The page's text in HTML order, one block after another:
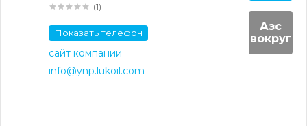
(1)
Показать телефон
сайт компании
info@ynp.lukoil.com
Азс
вокруг